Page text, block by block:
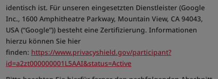
identisch ist. Für unseren eingesetzten Dienstleister (Google
Inc., 1600 Amphitheatre Parkway, Mountain View, CA 94043,
USA (“Google”)) besteht eine Zertifizierung. Informationen
hierzu können Sie hier
finden: https://www.privacyshield.gov/participant?
id=a2zt000000001L5AAI&status=Active